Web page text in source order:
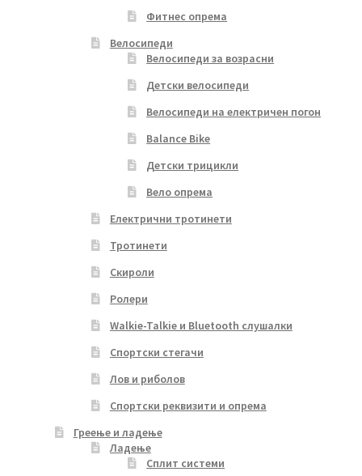
Фитнес опрема
Велосипеди
Велосипеди за возрасни
Детски велосипеди
Велосипеди на електричен погон
Balance Bike
Детски трицикли
Вело опрема
Електрични тротинети
Тротинети
Скироли
Ролери
Walkie-Talkie и Bluetooth слушалки
Спортски стегачи
Лов и риболов
Спортски реквизити и опрема
Греење и ладење
Ладење
Сплит системи